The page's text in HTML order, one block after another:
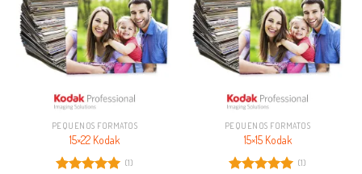
PEQUENOS FORMATOS
15×22 Kodak
(1)
PEQUENOS FORMATOS
15×15 Kodak
(1)